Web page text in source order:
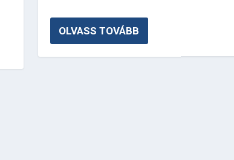
OLVASS TOVÁBB